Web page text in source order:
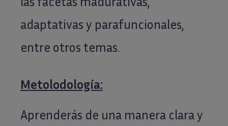
adaptativas y parafuncionales,
entre otros temas.
Metolodología:
Aprenderás de una manera clara y